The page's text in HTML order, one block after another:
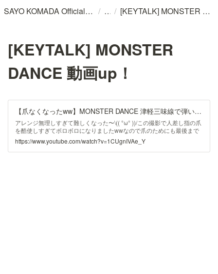
SAYO KOMADA Official WebSite / / [KEYTALK] MONSTER DANCE 動画up！
[KEYTALK] MONSTER
DANCE 動画up！
【爪なくなったww】MONSTER DANCE 津軽三味線で弾いてみた【KEYTALK】フジテレビ『新しいカギ』opテーマ曲/shamisen/by sayo
アレンジ無理しすぎて難しくなった〜\(( °ω° ))/この撮影で人差し指の爪
を酷使しすぎてボロボロになりましたwwなので爪のためにも最後まで
見て欲しい！！！(一生のお願い)ご本家様こちらから
⬇️https://www.youtube.com/watch?v=N39glrfql0I________________...
https://www.youtube.com/watch?v=1CUgnIVAe_Y